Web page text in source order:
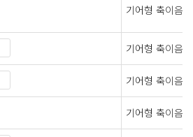
기어형 축이음
기어형 축이음
기어형 축이음
기어형 축이음